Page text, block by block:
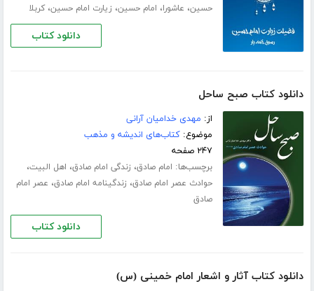
حسین، عاشورا، امام حسین، زیارت امام حسین،کربلا
دانلود کتاب
دانلود کتاب صبح ساحل
از: مهدی خدامیان آرانی
موضوع:کتاب‌های اندیشه و مذهب
۲۴۷ صفحه
برچسب‌ها: امام صادق، زندگی امام صادق، اهل البیت،
حوادث عصر امام صادق، زندگینامه امام صادق، عصر امام
صادق
دانلود کتاب
دانلود کتاب آثار و اشعار امام خمینی (س)